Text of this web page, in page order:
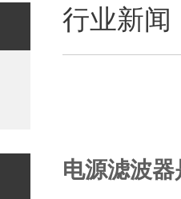
行业新闻
电源滤波